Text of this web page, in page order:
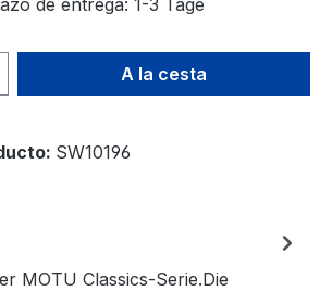
producto: introduce la
A la cesta
SW10196
MOTU Classics-Serie.Die